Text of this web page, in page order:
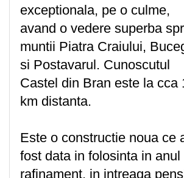
exceptionala, pe o culme,
avand o vedere superba
muntii Piatra Craiului,
si Postavarul. Cunoscutul
Castel din Bran este la cca
km distanta.
Este o constructie noua ce
fost data in folosinta in
rafinament, in intreaga